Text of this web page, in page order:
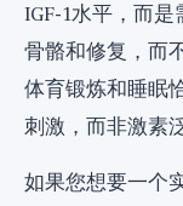
IGF-1水平，而是
骨骼和修复，而
体育锻炼和睡眠
刺激，而非激素
如果您想要一个